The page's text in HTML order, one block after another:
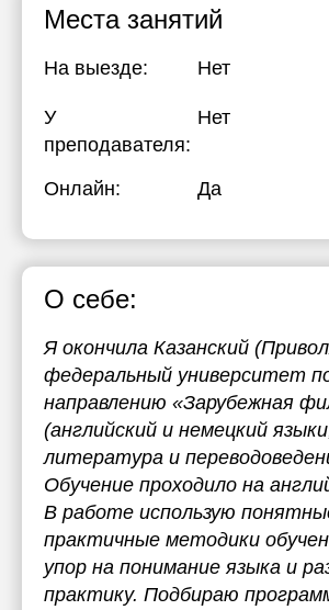
Места занятий
На выезде: Нет
У
преподавателя:
Нет
Онлайн: Да
О себе:
Я окончила Казанский
федеральный университет
направлению «Зарубежная
(английский и немецкий
литература и
Обучение проходило на
В работе использую
практичные методики
упор на понимание языка и
практику. Подбираю